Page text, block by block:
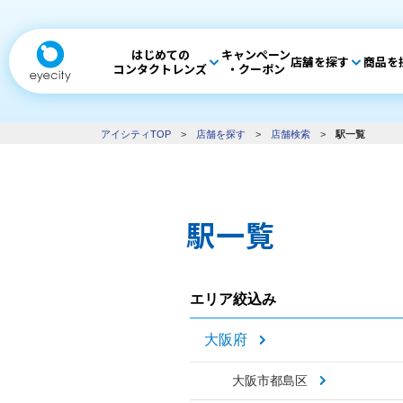
はじめての
コンタクトレンズ
キャンペーン
・クーポン 店舗を探す 商品を
アイシティTOP > 店舗を探す > 店舗検索 > 駅一覧
駅一覧
エリア絞込み
大阪府
大阪市都島区